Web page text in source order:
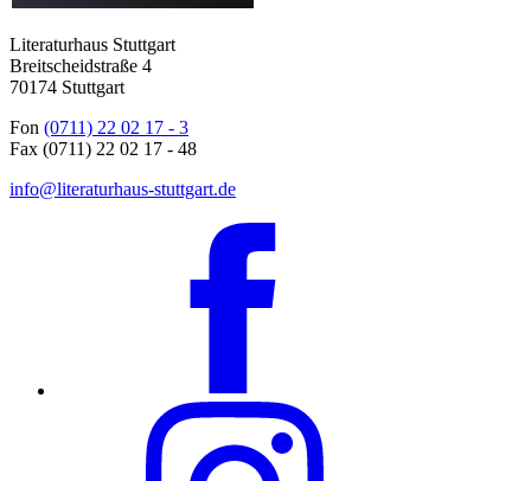
Literaturhaus Stuttgart
Breitscheidstraße 4
70174 Stuttgart
Fon (0711) 22 02 17 - 3
Fax (0711) 22 02 17 - 48
info@literaturhaus-stuttgart.de